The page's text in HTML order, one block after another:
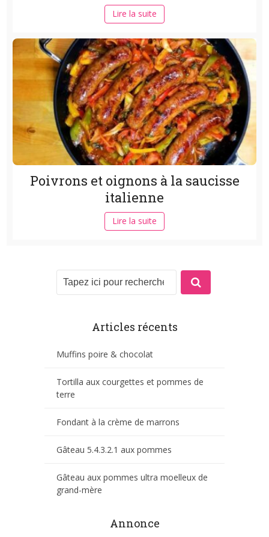
Lire la suite
Poivrons et oignons à la saucisse
italienne
Lire la suite
Articles récents
Muffins poire & chocolat
Tortilla aux courgettes et pommes de
terre
Fondant à la crème de marrons
Gâteau 5.4.3.2.1 aux pommes
Gâteau aux pommes ultra moelleux de
grand-mère
Annonce